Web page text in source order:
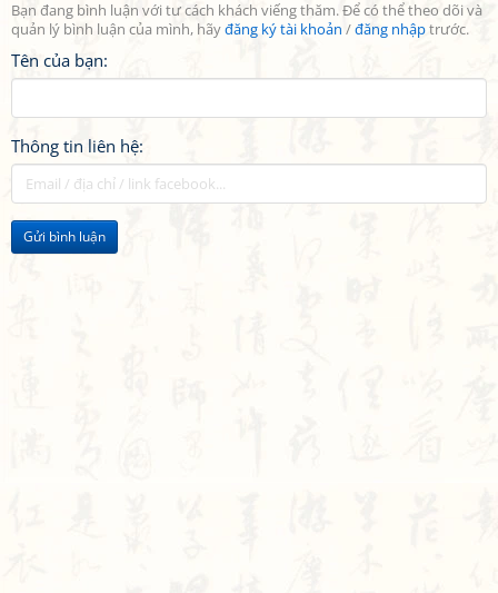
Bạn đang bình luận với tư cách khách viếng thăm. Để có thể theo dõi và
quản lý bình luận của mình, hãyđăng ký tài khoản /đăng nhậptrước.
Tên của bạn:
Thông tin liên hệ:
Gửi bình luận